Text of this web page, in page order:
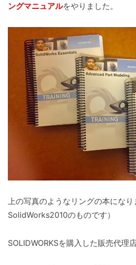
ングマニュアルをやりました。
上の写真のようなリングの本にな
SolidWorks2010のものです）
SOLIDWORKSを購入した販売代理